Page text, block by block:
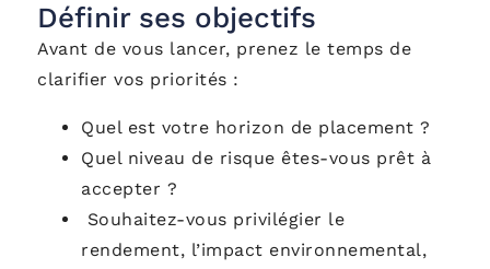
Définir ses objectifs
Avant de vous lancer, prenez le temps de
clarifier vos priorités :
Quel est votre horizon de placement ?
Quel niveau de risque êtes-vous prêt à
accepter ?
Souhaitez-vous privilégier le
rendement, l’impact environnemental,